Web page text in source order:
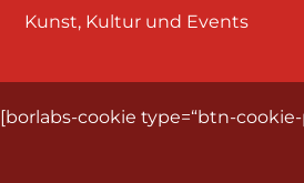
Kunst, Kultur und Events
[borlabs-cookie type=“btn-